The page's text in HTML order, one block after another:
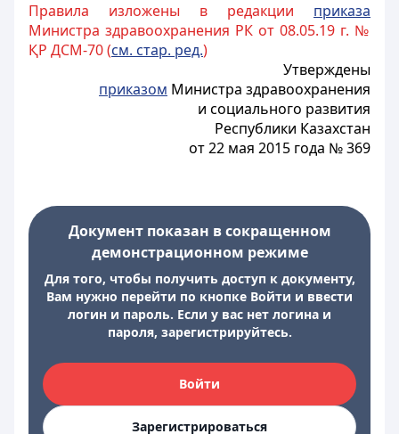
Правила изложены в редакции приказа
Министра здравоохранения РК от 08.05.19 г. №
ҚР ДСМ-70 (см. стар. ред.)
Утверждены
приказом Министра здравоохранения
и социального развития
Республики Казахстан
от 22 мая 2015 года № 369
Документ показан в сокращенном
демонстрационном режиме
Для того, чтобы получить доступ к документу,
Вам нужно перейти по кнопке Войти и ввести
логин и пароль. Если у вас нет логина и
пароля, зарегистрируйтесь.
Войти
Зарегистрироваться